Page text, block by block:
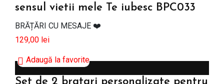
sensul vietii mele Te iubesc BPC033
BRĂȚĂRI CU MESAJE ❤️
129,00 lei
Adaugă la favorite
Adaugă în coș